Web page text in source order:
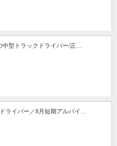
中型トラックドライバー/正…
ライバー／8月短期アルバイ…